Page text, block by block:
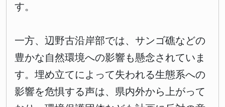
す。
一方、辺野古沿岸部では、サンゴ礁などの
豊かな自然環境への影響も懸念されていま
す。埋め立てによって失われる生態系への
影響を危惧する声は、県内外から上がって